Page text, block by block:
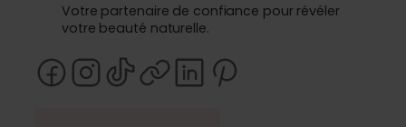
Votre partenaire de confiance pour révéler
votre beauté naturelle.